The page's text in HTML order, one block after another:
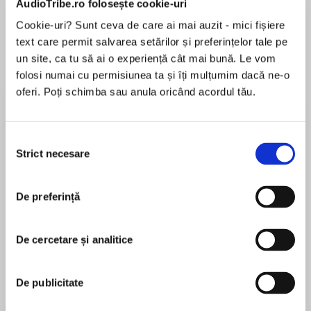
AudioTribe.ro folosește cookie-uri
Cookie-uri? Sunt ceva de care ai mai auzit - mici fișiere
text care permit salvarea setărilor și preferințelor tale pe
un site, ca tu să ai o experiență cât mai bună. Le vom
folosi numai cu permisiunea ta și îți mulțumim dacă ne-o
oferi. Poți schimba sau anula oricând acordul tău.
consimțământului
Strict necesare
De preferință
De cercetare și analitice
De publicitate
Desprecarte
An unexpected inheritance rekindles a red-hot
romance just in time for Christmas…
in Last Ride, Texas, trying to bond with her
plenty of time to fall hard—and crash badly—for
Brody Harrell, who managed Abe’s ranch.
Creek one day, but now, fifteen years on, Abe’s
will reveals the shocking truth—Janessa gets
everything, and she must agree to stay in town
for three months…through Christmas.
pentru această carte
USA Today bestselling author, Delores Fossen, is